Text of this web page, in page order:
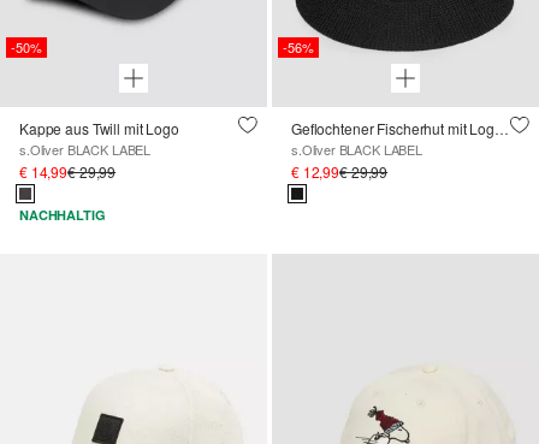
-50%
Kappe aus Twill mit Logo
s.Oliver BLACK LABEL
€ 14,99€ 29,99
NACHHALTIG
-56%
Geflochtener Fischerhut mit Logo-Patch
s.Oliver BLACK LABEL
€ 12,99€ 29,99